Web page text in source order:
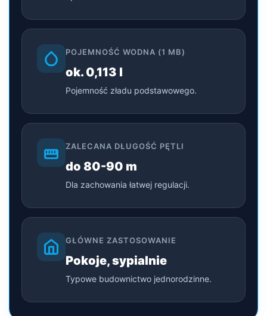
POJEMNOŚĆ WODNA (1 MB)
ok. 0,113 l
Pojemność zładu podstawowego.
ZALECANA DŁUGOŚĆ PĘTLI
do 80-90 m
Dla zachowania łatwej regulacji.
GŁÓWNE ZASTOSOWANIE
Pokoje, sypialnie
Typowe budownictwo jednorodzinne.